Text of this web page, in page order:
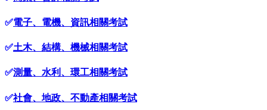
✅電子、電機、資訊相關考試
✅土木、結構、機械相關考試
✅測量、水利、環工相關考試
✅社會、地政、不動產相關考試